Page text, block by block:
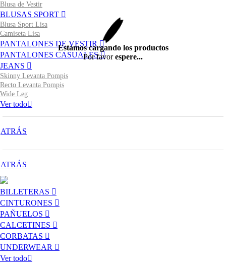
Blusa de Vestir
BLUSAS SPORT
Blusa Sport Lisa
Camiseta Lisa
PANTALONES DE VESTIR
PANTALONES CASUALES
JEANS
Skinny Levanta Pompis
Recto Levanta Pompis
Wide Leg
Ver todo
ATRÁS
ATRÁS
BILLETERAS
CINTURONES
PAÑUELOS
CALCETINES
CORBATAS
UNDERWEAR
Ver todo
Estamos cargando los productos
Por favorespere...